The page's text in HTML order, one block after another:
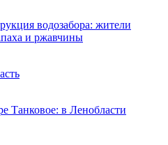
водозабора: жители
и ржавчины
Танковое: в Ленобласти